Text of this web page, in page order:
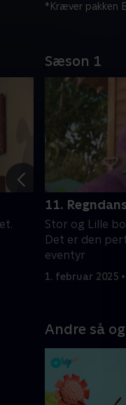
*Kræver pakken
Sæson 1
11. Regndans
Stor og Lille
Det er den
eventyr
1. februar 2025 •
Andre så